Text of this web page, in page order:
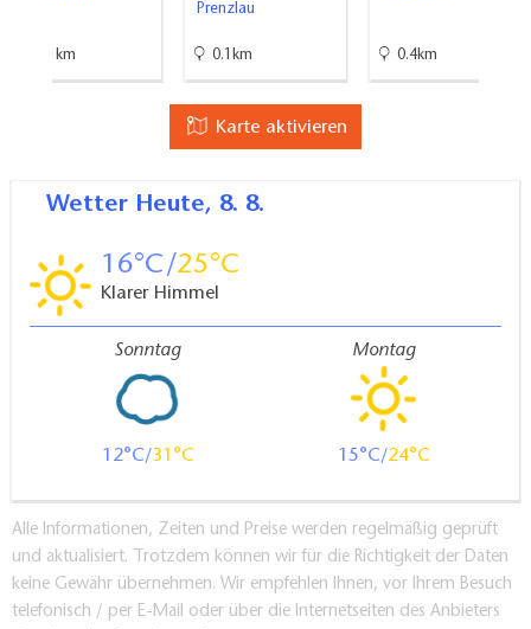
29.1km
Prenzlau
0.1km 0.4km
Karte aktivieren
Wetter Heute, 8. 8.
16 25
Klarer Himmel
Sonntag
12 31
Montag
15 24
Alle Informationen, Zeiten und Preise werden regelmäßig geprüft
und aktualisiert. Trotzdem können wir für die Richtigkeit der Daten
keine Gewähr übernehmen. Wir empfehlen Ihnen, vor Ihrem Besuch
telefonisch / per E-Mail oder über die Internetseiten des Anbieters